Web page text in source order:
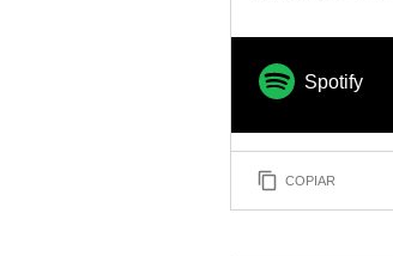
Spotify
COPIAR